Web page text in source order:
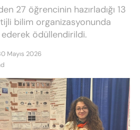
27 öğrencinin hazırladığı 13
bilim organizasyonunda
ödüllendirildi.
Mayıs 2026